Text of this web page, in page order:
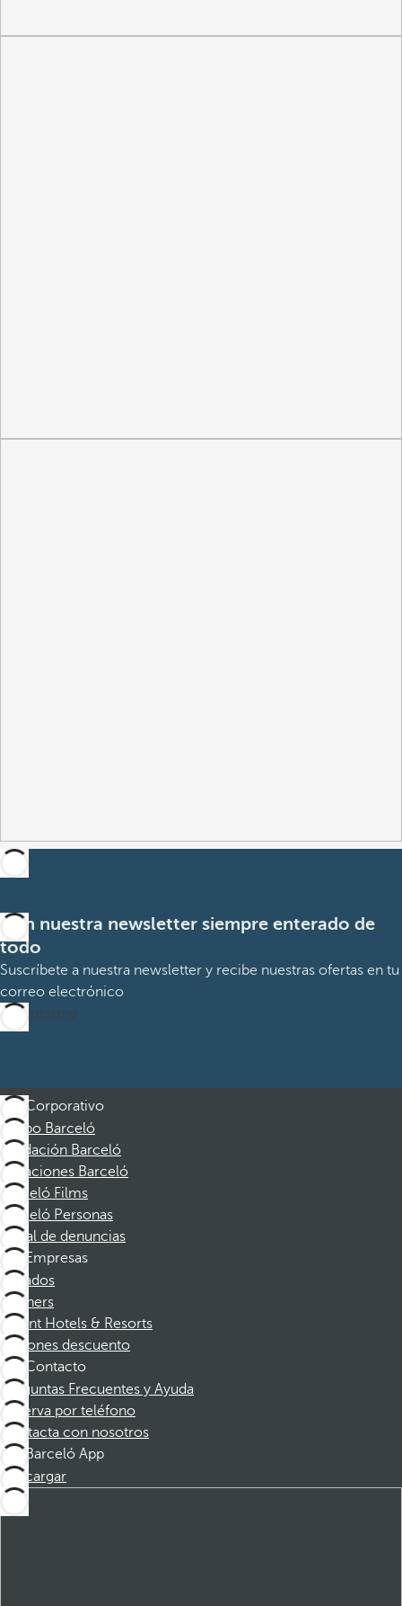
Con nuestra newsletter siempre enterado de
todo
Suscríbete a nuestra newsletter y recibe nuestras ofertas en tu
correo electrónico
Suscribirme
Corporativo
Grupo Barceló
Fundación Barceló
Vacaciones Barceló
Barceló Films
Barceló Personas
Canal de denuncias
Empresas
Afiliados
Partners
Dorint Hotels & Resorts
Cupones descuento
Contacto
Preguntas Frecuentes y Ayuda
Reserva por teléfono
Contacta con nosotros
Barceló App
Descargar